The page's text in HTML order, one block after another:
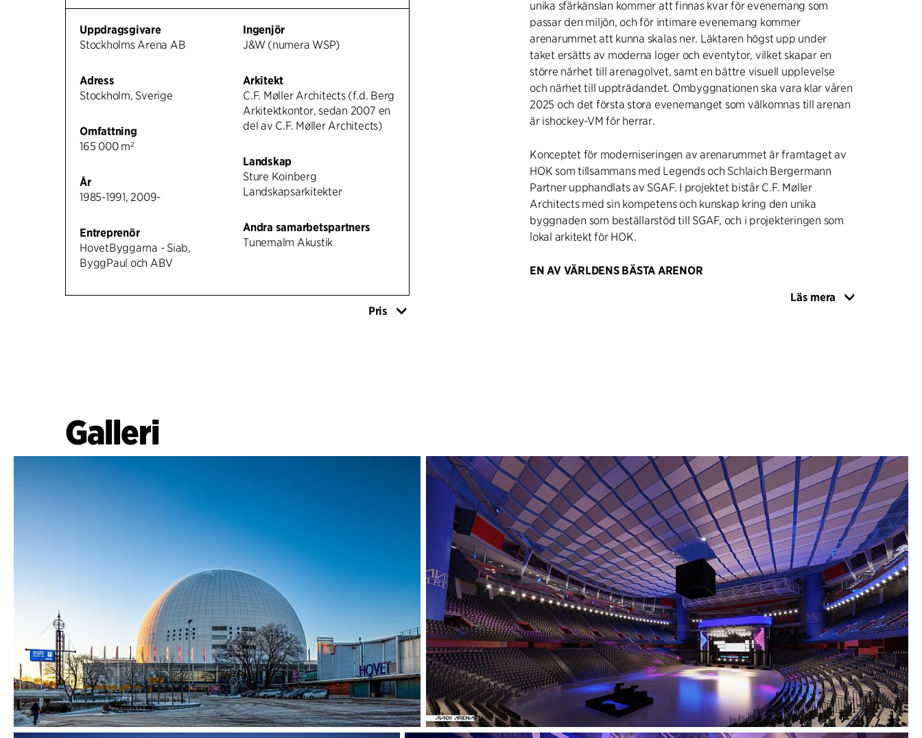
Uppdragsgivare
Stockholms Arena AB
Adress
Stockholm, Sverige
Omfattning
165 000 m²
År
1985-1991, 2009-
Entreprenör
HovetByggarna - Siab,
ByggPaul och ABV
Ingenjör
J&W (numera WSP)
Arkitekt
C.F. Møller Architects (f.d. Berg
Arkitektkontor, sedan 2007 en
del av C.F. Møller Architects)
Landskap
Sture Koinberg
Landskapsarkitekter
Andra samarbetspartners
Tunemalm Akustik
Pris
unika sfärkänslan kommer att finnas kvar för evenemang som
passar den miljön, och för intimare evenemang kommer
arenarummet att kunna skalas ner. Läktaren högst upp under
taket ersätts av moderna loger och eventytor, vilket skapar en
större närhet till arenagolvet, samt en bättre visuell upplevelse
och närhet till uppträdandet. Ombyggnationen ska vara klar våren
2025 och det första stora evenemanget som välkomnas till arenan
är ishockey-VM för herrar.
Konceptet för moderniseringen av arenarummet är framtaget av
HOK som tillsammans med Legends och Schlaich Bergermann
Partner upphandlats av SGAF. I projektet bistår C.F. Møller
Architects med sin kompetens och kunskap kring den unika
byggnaden som beställarstöd till SGAF, och i projekteringen som
lokal arkitekt för HOK.
EN AV VÄRLDENS BÄSTA ARENOR
Globen, officiellt Avicii Arena (tidigare Ericsson Globe och
meter och 85 meter i takhöjd är arenan världens största
globformade byggnad.
2009 ritade C.F. Møller en ny attraktion på Globen: två
glasgondoler, som tar upp besökare till toppen av byggnaden som
erbjuder 360 graders utsikt över Stockholm och inloppet från
skärgården.
Läs mera
Galleri